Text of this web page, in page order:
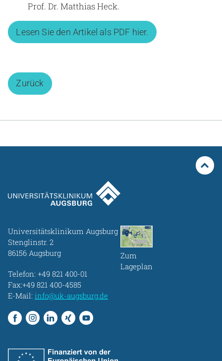
Prof. Dr. Matthias Heck.
Lesen Sie den Artikel als PDF hier.
Zurück
Universitätsklinikum Augsburg
Stenglinstr. 2
86156 Augsburg
Telefon: +49 821 400-01
Fax:+49 821 400-4585
E-Mail: info@uk-augsburg.de
Zum
Lageplan